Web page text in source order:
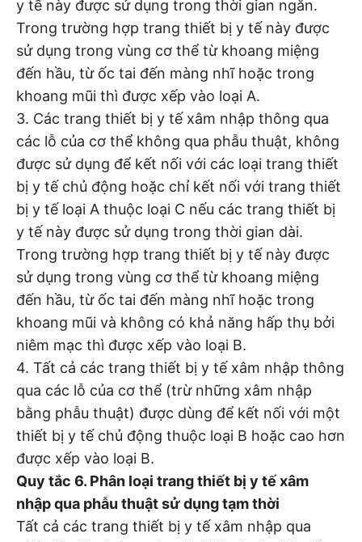
y tế này được sử dụng trong thời gian ngắn.
Trong trường hợp trang thiết bị y tế này được
sử dụng trong vùng cơ thể từ khoang miệng
đến hầu, từ ốc tai đến màng nhĩ hoặc trong
khoang mũi thì được xếp vào loại A.
3. Các trang thiết bị y tế xâm nhập thông qua
các lỗ của cơ thể không qua phẫu thuật, không
được sử dụng để kết nối với các loại trang thiết
bị y tế chủ động hoặc chỉ kết nối với trang thiết
bị y tế loại A thuộc loại C nếu các trang thiết bị
y tế này được sử dụng trong thời gian dài.
Trong trường hợp trang thiết bị y tế này được
sử dụng trong vùng cơ thể từ khoang miệng
đến hầu, từ ốc tai đến màng nhĩ hoặc trong
khoang mũi và không có khả năng hấp thụ bởi
niêm mạc thì được xếp vào loại B.
4. Tất cả các trang thiết bị y tế xâm nhập thông
qua các lỗ của cơ thể (trừ những xâm nhập
bằng phẫu thuật) được dùng để kết nối với một
thiết bị y tế chủ động thuộc loại B hoặc cao hơn
được xếp vào loại B.
Quy tắc 6. Phân loại trang thiết bị y tế xâm
nhập qua phẫu thuật sử dụng tạm thời
Tất cả các trang thiết bị y tế xâm nhập qua